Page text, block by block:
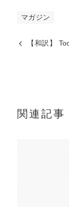
マガジン
【和訳】
関連記事